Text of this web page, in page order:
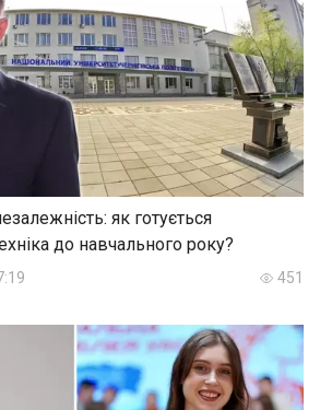
як готується
до навчального року?
451